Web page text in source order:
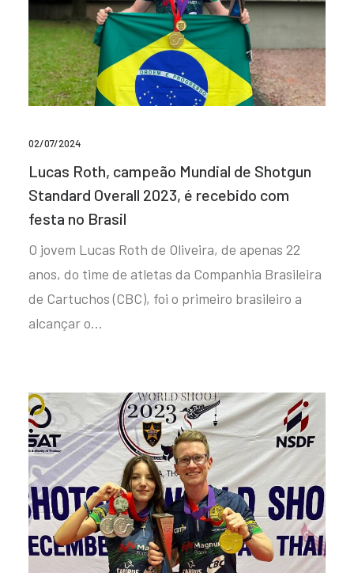
02/07/2024
Lucas Roth, campeão Mundial de Shotgun
Standard Overall 2023, é recebido com
festa no Brasil
O jovem Lucas Roth de Oliveira, de apenas 22
anos, do time de atletas da Companhia Brasileira
de Cartuchos (CBC), foi o primeiro brasileiro a
alcançar o…